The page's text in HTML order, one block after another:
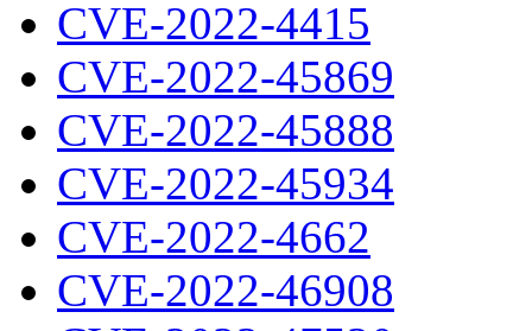
CVE-2022-4415
CVE-2022-45869
CVE-2022-45888
CVE-2022-45934
CVE-2022-4662
CVE-2022-46908